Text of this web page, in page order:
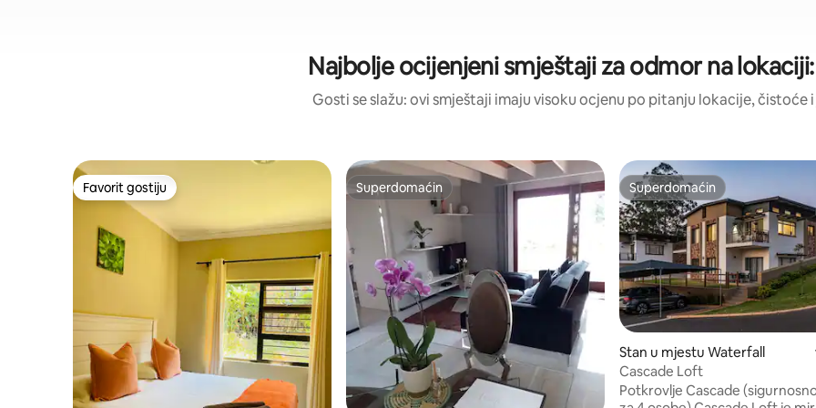
Najbolje ocijenjeni smještaji za odmor na
Gosti se slažu: ovi smještaji imaju visoku ocjenu po pitanju lokacije, čistoće
Favorit gostiju
Favorit gostiju Superdomaćin
Superdomaćin Superdomaćin
Superdomaćin
Stan u mjestu Waterfall
Cascade Loft
Potkrovlje Cascade